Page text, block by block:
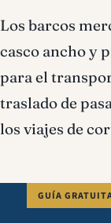
Los barcos
casco ancho y
para el
traslado de
los viajes de
GUÍA